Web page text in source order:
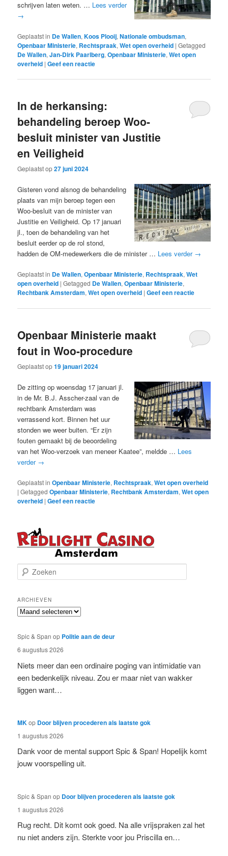
schrijven laten weten. … Lees verder
→
Geplaatst in De Wallen,Koos Plooij,Nationale ombudsman,
Openbaar Ministerie, Rechtspraak,Wet open overheid |Getagged
De Wallen,Jan-Dirk Paarlberg,Openbaar Ministerie,Wet open
overheid |Geef een reactie
In de herkansing:
behandeling beroep Woo-
besluit minister van Justitie
en Veiligheid
Geplaatst op27 juni 2024
Gisteren vond alsnog de behandeling
plaats van mijn beroep tegen een
Woo-besluit van de minister van
Justitie en Veiligheid. Op 17 januari
jl., toen de behandeling van het
besluit eerder op de rol stond,
hadden de OM-medewerkers die de minister … Lees verder →
Geplaatst in De Wallen,Openbaar Ministerie, Rechtspraak,Wet
open overheid |Getagged De Wallen,Openbaar Ministerie,
Rechtbank Amsterdam,Wet open overheid |Geef een reactie
Openbaar Ministerie maakt
fout in Woo-procedure
Geplaatst op19 januari 2024
De zitting op woensdag 17 januari jl.
in de Mr. B.J. Asscher-zaal van de
rechtbank Amsterdam was
verrassend kort. Binnen het uur
stonden we weer buiten. “Er zijn
fouten gemaakt bij de beoordeling
van het Woo-verzoek van meneer Kaatee”, meldde … Lees
verder →
Geplaatst in Openbaar Ministerie, Rechtspraak,Wet open overheid
|Getagged Openbaar Ministerie, Rechtbank Amsterdam,Wet open
overheid |Geef een reactie
o
k
e
n
ARCHIEVEN
Archieven
Spic & Span op Politie aan de deur
6 augustus 2026
Niets meer dan een ordinaire poging van intimidatie van
een bedenkelijk niveau. Zou er maar niet van wakker
liggen want…
MKop Door blijven procederen als laatste gok
1 augustus 2026
Dank voor de mental support Spic & Span! Hopelijk komt
jouw voorspelling uit.
Spic & Span op Door blijven procederen als laatste gok
1 augustus 2026
Rug recht. Dit komt ook goed. Na alle vrijspraken zal het
nu niet anders zijn. Sterkte voor jou Priscilla en…